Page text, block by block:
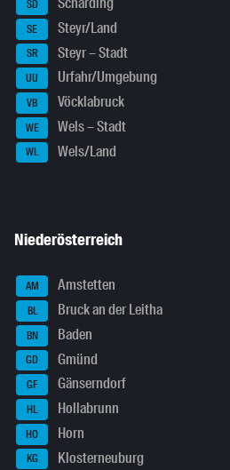
SD
SE Steyr/Land
SR Steyr – Stadt
UU Urfahr/Umgebung
VB Vöcklabruck
WE Wels – Stadt
WL Wels/Land
Niederösterreich
AM Amstetten
BL Bruck an der Leitha
BN Baden
GD Gmünd
GF Gänserndorf
HL Hollabrunn
HO Horn
KG Klosterneuburg